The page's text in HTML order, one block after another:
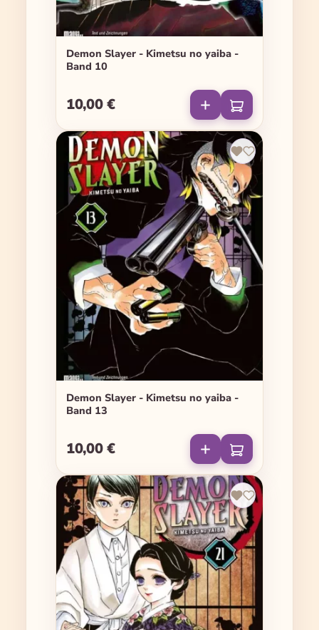
Demon Slayer - Kimetsu no yaiba -
Band 10
Regulärer Preis:
10,00 €
Demon Slayer - Kimetsu no yaiba -
Band 13
Regulärer Preis:
10,00 €